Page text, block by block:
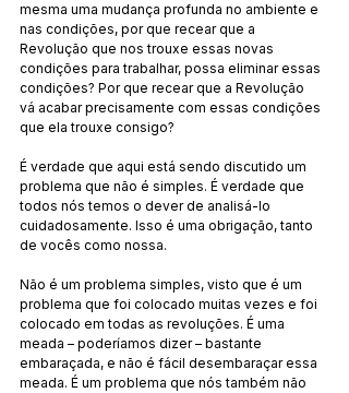
mesma uma mudança profunda no ambiente e
nas condições, por que recear que a
Revolução que nos trouxe essas novas
condições para trabalhar, possa eliminar essas
condições? Por que recear que a Revolução
vá acabar precisamente com essas condições
que ela trouxe consigo?
É verdade que aqui está sendo discutido um
problema que não é simples. É verdade que
todos nós temos o dever de analisá-lo
cuidadosamente. Isso é uma obrigação, tanto
de vocês como nossa.
Não é um problema simples, visto que é um
problema que foi colocado muitas vezes e foi
colocado em todas as revoluções. É uma
meada – poderíamos dizer – bastante
embaraçada, e não é fácil desembaraçar essa
meada. É um problema que nós também não